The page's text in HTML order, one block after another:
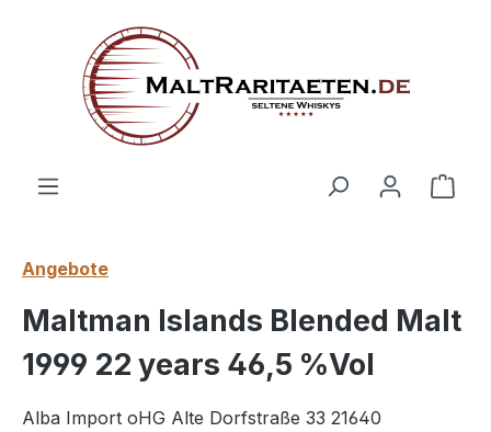
Angebote
Maltman Islands Blended Malt
1999 22 years 46,5 %Vol
Alba Import oHG Alte Dorfstraße 33 21640